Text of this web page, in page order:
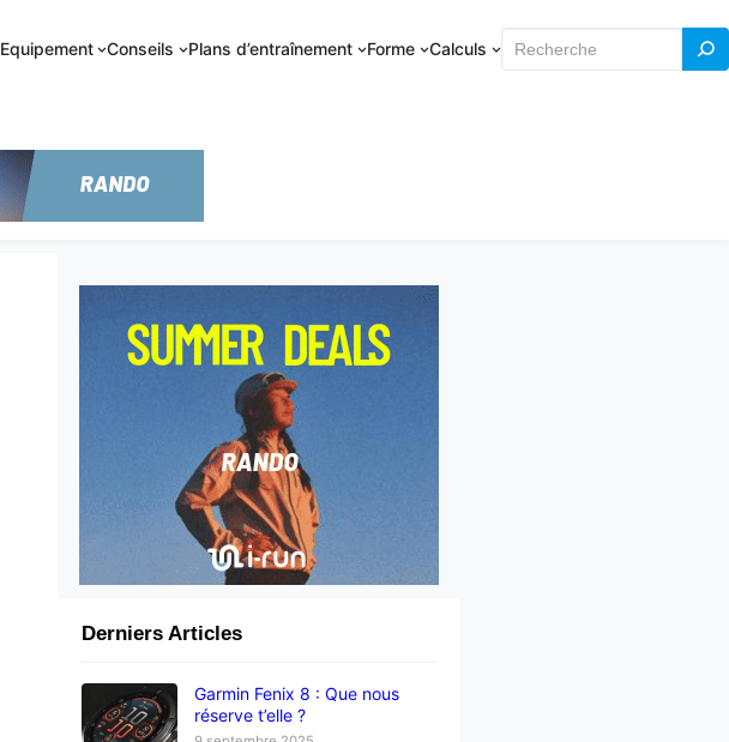
Equipement Conseils Plans d’entraînement Forme Calculs Rechercher
Derniers Articles
Garmin Fenix 8 : Que nous
réserve t’elle ?